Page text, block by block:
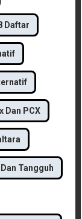
Daftar
Dan PCX
Tangguh